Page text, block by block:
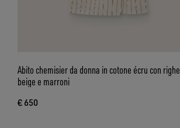
Abito chemisier da donna in cotone écru con righe
beige e marroni
€ 650